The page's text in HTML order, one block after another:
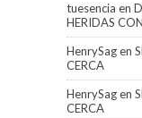
tuesencia en
HERIDAS
HenrySagen
CERCA
HenrySagen
CERCA